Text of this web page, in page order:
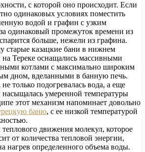
с которой оно происходит. Если
одинаковых условиях поместить
водой и графин с узким
одинаковый промежуток времени из
больше, нежели из графина.
старые казацкие бани в нижнем
Тереке оснащались массивными
котлами с максимально широким
дном, вделанными в банную печь.
только подогревалась вода, а еще
насыщалась умеренной температуры
этот механизм напоминает довольно
баню, с ее низкой температурой
движения молекул, которое
от количества тепловой энергии,
нагрев определенного объема воды.